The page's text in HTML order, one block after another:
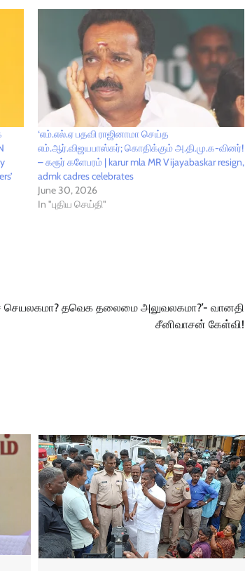
‘எம்.எல்.ஏ பதவி ராஜினாமா செய்த
எம்.ஆர்.விஜயபாஸ்கர்; கொதிக்கும் அ.தி.மு.க-வினர்!
– கரூர் களேபரம் | karur mla MR Vijayabaskar resign,
admk cadres celebrates
June 30, 2026
In "புதிய செய்தி"
தவெக தலைமை அலுவலகமா?’- வானதி
சீனிவாசன் கேள்வி!